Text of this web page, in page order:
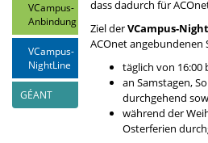
VCampus-
Anbindung
VCampus-
NightLine
GÉANT
dass dadurch für
Ziel derVCampus-
ACOnet
täglich von 16:00
an Samstagen,
durchgehend
während der
Osterferien